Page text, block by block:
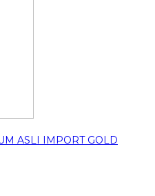
ASLI IMPORT GOLD